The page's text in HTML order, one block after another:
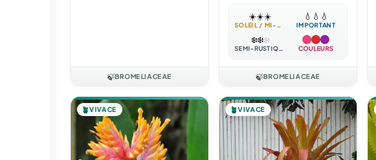
🍃BROMELIACEAE
☀️☀️☀️
SOLEIL / MI-OMBRE
💧 💧 💧
IMPORTANT
❄️❄️❄️
SEMI-RUSTIQUE COULEURS
🍃BROMELIACEAE
🪴VIVACE 🪴VIVACE